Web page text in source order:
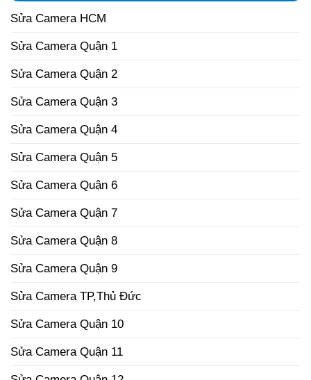
Sửa Camera HCM
Sửa Camera Quận 1
Sửa Camera Quận 2
Sửa Camera Quận 3
Sửa Camera Quận 4
Sửa Camera Quận 5
Sửa Camera Quận 6
Sửa Camera Quận 7
Sửa Camera Quận 8
Sửa Camera Quận 9
Sửa Camera TP,Thủ Đức
Sửa Camera Quận 10
Sửa Camera Quận 11